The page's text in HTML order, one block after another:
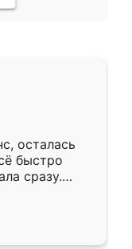
осталась
быстро
сразу.
к
Собрали
даже